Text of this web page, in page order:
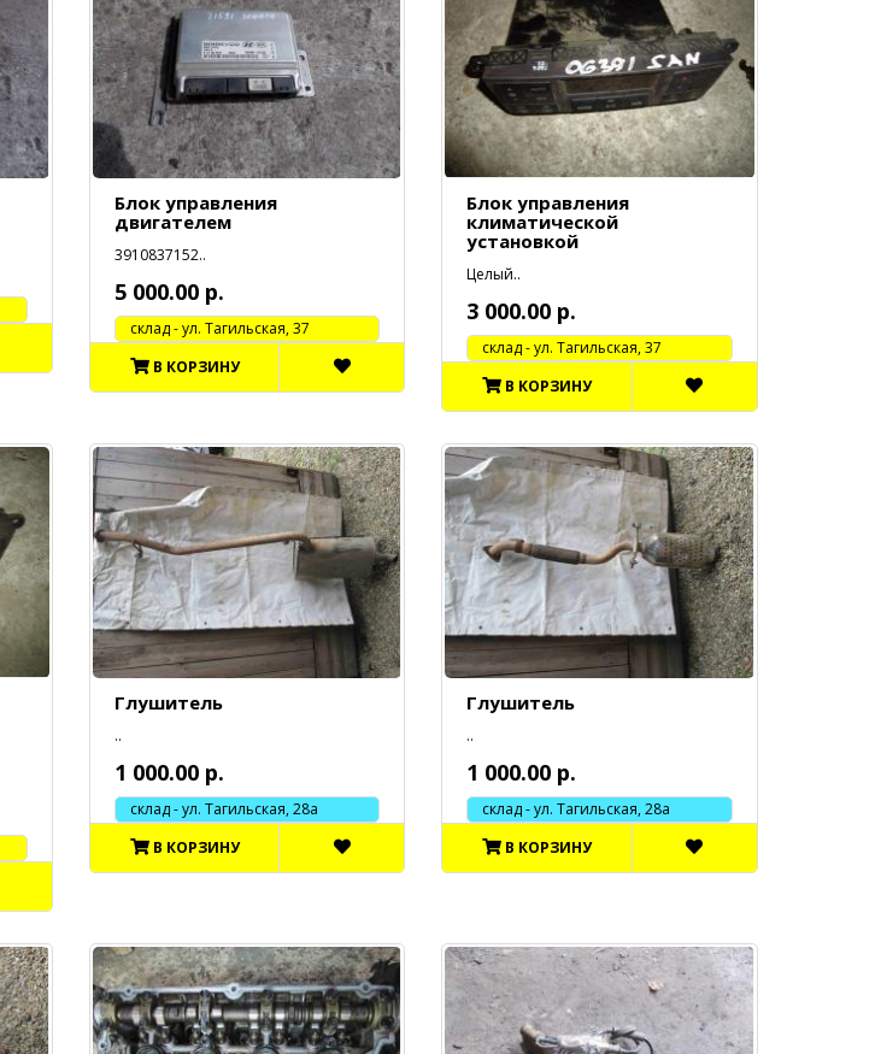
Блок управления
двигателем
3910837152..
5 000.00 р.
cклад - ул. Тагильская, 37
В КОРЗИНУ
Блок управления
климатической
установкой
Целый..
3 000.00 р.
cклад - ул. Тагильская, 37
В КОРЗИНУ
Глушитель
..
1 000.00 р.
склад - ул. Тагильская, 28а
В КОРЗИНУ
Глушитель
..
1 000.00 р.
склад - ул. Тагильская, 28а
В КОРЗИНУ